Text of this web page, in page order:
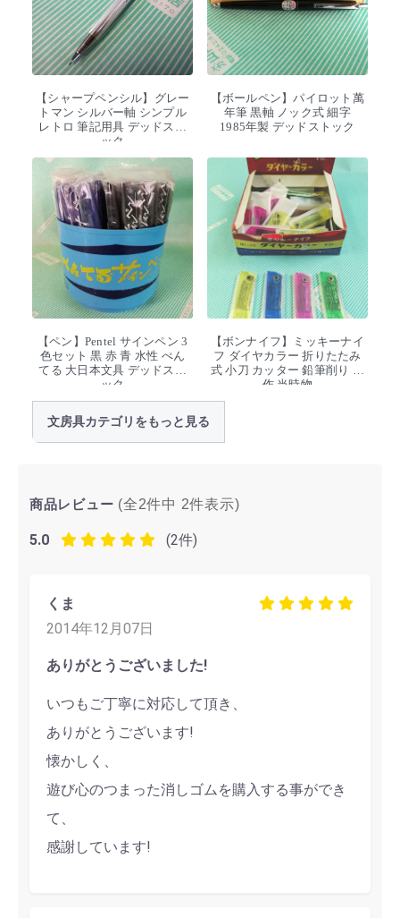
【シャープペンシル】グレー
トマン シルバー軸 シンプル
レトロ 筆記用具 デッドスト
ック
【ボールペン】パイロット萬
年筆 黒軸 ノック式 細字
1985年製 デッドストック
【ペン】Pentel サインペン 3
色セット 黒 赤 青 水性 ぺん
てる 大日本文具 デッドスト
ック
【ボンナイフ】ミッキーナイ
フ ダイヤカラー 折りたたみ
式 小刀 カッター 鉛筆削り 工
作 当時物
文房具カテゴリをもっと見る
商品レビュー (全2件中 2件表示)
5.0 (2件)
くま
2014年12月07日
ありがとうございました!
いつもご丁寧に対応して頂き、
ありがとうございます!
懐かしく、
遊び心のつまった消しゴムを購入する事ができ
て、
感謝しています!